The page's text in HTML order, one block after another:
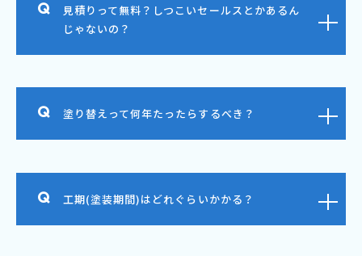
見積りって無料？しつこいセールスとかあるん
じゃないの？
塗り替えって何年たったらするべき？
工期(塗装期間)はどれぐらいかかる？